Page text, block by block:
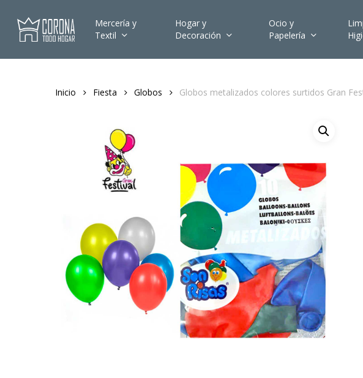
Mercería y
Textil
Hogar y
Decoración
Ocio y
Papelería
Inicio Fiesta Globos Globos metalizados colores surtidos Gran